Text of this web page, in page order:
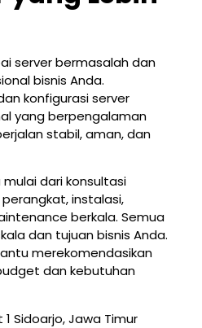
server bermasalah dan
bisnis Anda.
konfigurasi server
yang berpengalaman
stabil, aman, dan
dari konsultasi
instalasi,
berkala. Semua
dan tujuan bisnis Anda.
merekomendasikan
dan kebutuhan
1 Sidoarjo, Jawa Timur